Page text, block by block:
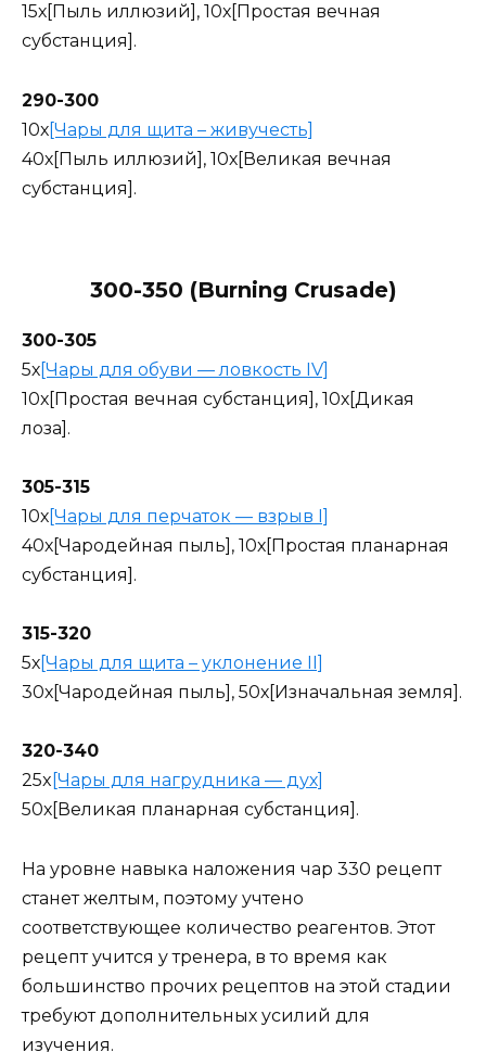
15х[Пыль иллюзий], 10х[Простая вечная
субстанция].
290-300
10х[Чары для щита – живучесть]
40х[Пыль иллюзий], 10х[Великая вечная
субстанция].
300-350 (Burning Crusade)
300-305
5х[Чары для обуви — ловкость IV]
10х[Простая вечная субстанция], 10х[Дикая
лоза].
305-315
10х[Чары для перчаток — взрыв I]
40х[Чародейная пыль], 10х[Простая планарная
субстанция].
315-320
5х [Чары для щита – уклонение II]
30х[Чародейная пыль], 50х[Изначальная земля].
320-340
25x [Чары для нагрудника — дух]
50х[Великая планарная субстанция].
На уровне навыка наложения чар 330 рецепт
станет желтым, поэтому учтено
соответствующее количество реагентов. Этот
рецепт учится у тренера, в то время как
большинство прочих рецептов на этой стадии
требуют дополнительных усилий для
изучения.